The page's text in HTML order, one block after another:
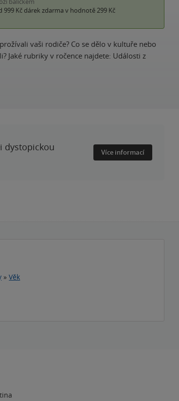
999 Kč dárek zdarma v hodnotě 299 Kč
vaši rodiče? Co se dělo v kultuře nebo
Jaké rubriky v ročence najdete: Události z
dystopickou
Více informací
»Věk